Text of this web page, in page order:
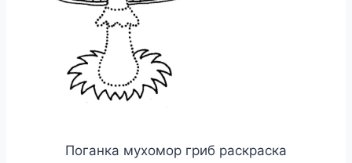
Поганка мухомор гриб раскраска